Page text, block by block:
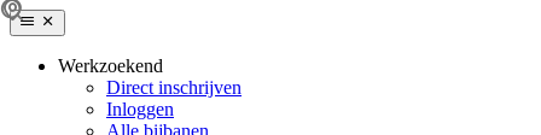
Werkzoekend
Direct inschrijven
Inloggen
Alle bijbanen